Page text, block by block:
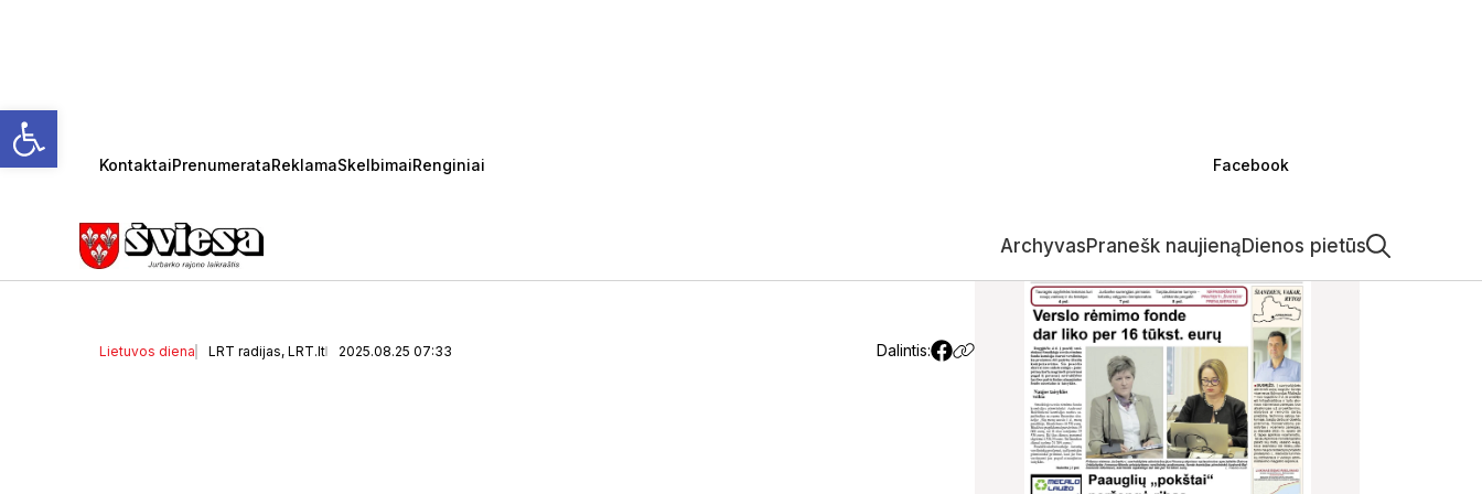
Open toolbar
KontaktaiPrenumerataReklamaSkelbimaiRenginiai Facebook
ArchyvasPranešk naujienąDienos pietūs
Savaitės pradžia vasaros tikrai neprimins: labai kukli
šiluma, lietus ir vėjuoti orai
Lietuvos diena LRT radijas, LRT.lt 2025.08.25 07:33 Dalintis: